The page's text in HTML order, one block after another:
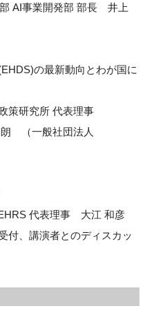
AI事業開発部 部長 井上
の最新動向とわが国に
研究所 代表理事
（一般社団法人
代表理事 大江 和彦
、講演者とのディスカッ